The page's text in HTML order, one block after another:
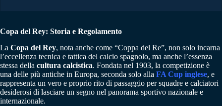
Copa del Rey: Storia e Regolamento
La Copa del Rey, nota anche come “Coppa del Re”, non solo incarna
l’eccellenza tecnica e tattica del calcio spagnolo, ma anche l’essenza
stessa della cultura calcistica. Fondata nel 1903, la competizione è
una delle più antiche in Europa, seconda solo alla FA Cup inglese, e
rappresenta un vero e proprio rito di passaggio per squadre e calciatori
desiderosi di lasciare un segno nel panorama sportivo nazionale e
internazionale.